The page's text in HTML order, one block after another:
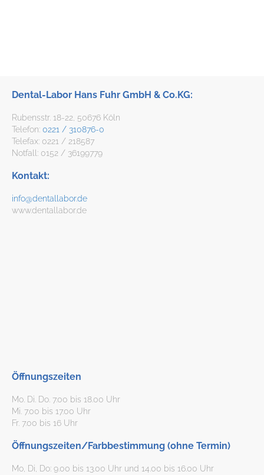
Dental-Labor Hans Fuhr GmbH & Co.KG:
Rubensstr. 18-22, 50676 Köln
Telefon: 0221 / 310876-0
Telefax: 0221 / 218587
Notfall: 0152 / 36199779
Kontakt:
info@dentallabor.de
www.dentallabor.de
Öffnungszeiten
Mo. Di. Do. 7.00 bis 18.00 Uhr
Mi. 7.00 bis 17.00 Uhr
Fr. 7.00 bis 16 Uhr
Öffnungszeiten/Farbbestimmung (ohne Termin)
Mo, Di, Do: 9.00 bis 13.00 Uhr und 14.00 bis 16.00 Uhr